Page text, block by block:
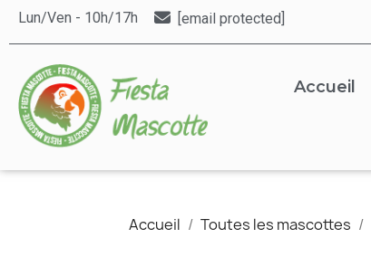
Lun/Ven - 10h/17h [email protected]
Accueil
Accueil Toutes les mascottes